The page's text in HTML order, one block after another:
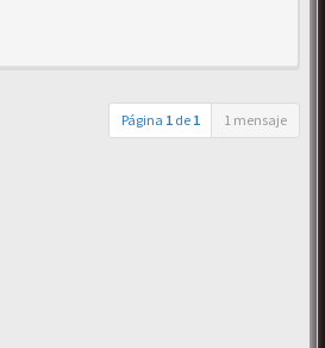
Página 1 de 1 1 mensaje